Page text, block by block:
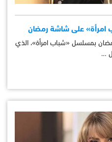
امرأة» على شاشة رمضان
بمسلسل «شباب امرأة»، الذي
…